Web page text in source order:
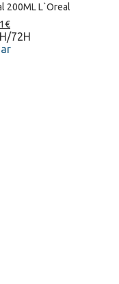
200ML L`Oreal
€
72H